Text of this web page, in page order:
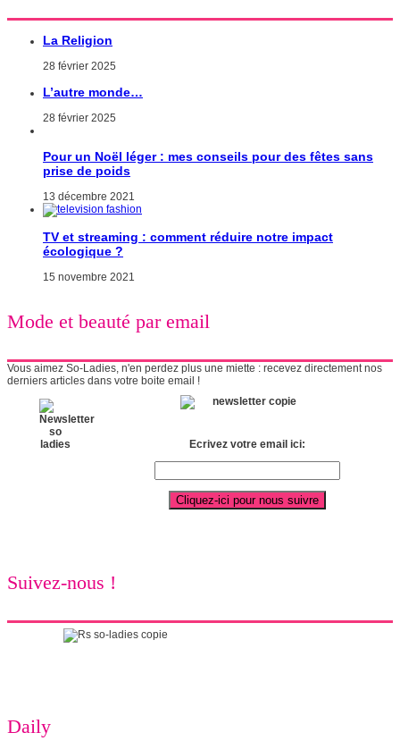
La Religion
28 février 2025
L’autre monde…
28 février 2025
Pour un Noël léger : mes conseils pour des fêtes sans
prise de poids
13 décembre 2021
TV et streaming : comment réduire notre impact
écologique ?
15 novembre 2021
Mode et beauté par email
Vous aimez So-Ladies, n'en perdez plus une miette : recevez directement nos
derniers articles dans votre boite email !
Ecrivez votre email ici:
Suivez-nous !
Daily